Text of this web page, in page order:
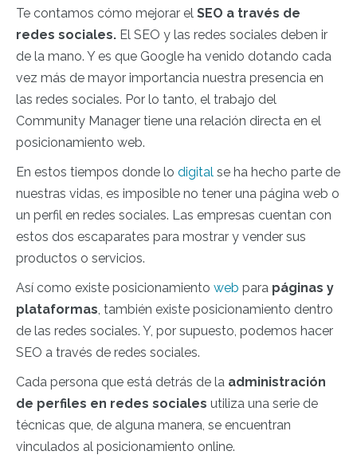
Te contamos cómo mejorar el SEO a través de
redes sociales. El SEO y las redes sociales deben ir
de la mano. Y es que Google ha venido dotando cada
vez más de mayor importancia nuestra presencia en
las redes sociales. Por lo tanto, el trabajo del
Community Manager tiene una relación directa en el
posicionamiento web.
En estos tiempos donde lo digital se ha hecho parte de
nuestras vidas, es imposible no tener una página web o
un perfil en redes sociales. Las empresas cuentan con
estos dos escaparates para mostrar y vender sus
productos o servicios.
Así como existe posicionamiento web para páginas y
plataformas, también existe posicionamiento dentro
de las redes sociales. Y, por supuesto, podemos hacer
SEO a través de redes sociales.
Cada persona que está detrás de la administración
de perfiles en redes sociales utiliza una serie de
técnicas que, de alguna manera, se encuentran
vinculados al posicionamiento online.